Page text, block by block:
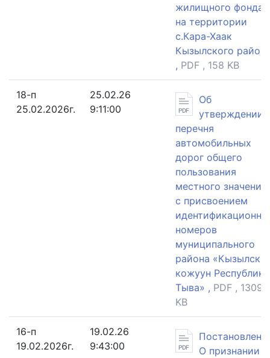
жилищного фонда
на территории
с.Кара-Хаак
Кызылского
, PDF , 158 KB
18-п
25.02.2026г.
25.02.26
9:11:00
Об
утверждении
перечня
автомобильных
дорог общего
пользования
местного значения
с присвоением
номеров
муниципального
района
кожуун Республики
Тыва» , PDF , 1309
KB
16-п
19.02.2026г.
19.02.26
9:43:00
О признании